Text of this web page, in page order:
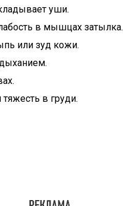
уши.
в мышцах затылка.
или зуд кожи.
в груди.